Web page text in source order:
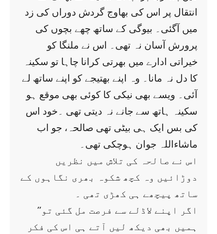
انتقال پر اس کی بھاوج گردش دوراں کی زد
میں آگئی۔ بیوگی کے ساتھ چھے بچوں کی
پرورش آسان نہ تھی۔ اس نے ملنگا کو
خیراتی ادارے میں بھرتی کرانا چاہا تو سکینہ
کا دل نہ مانا۔ وہ اپنے بھتیجے کو اپنے ساتھ لے
آئی۔ ویسے بھی نیکی کا کوئی بھی موقع ہو
سکینہ ہاتھ سے جانے نہ دیتی تھی ۔خود اس
کی بس ایک ہی بیٹی تھی صالحہ، جو اب
ماشاءاللہ جوان ہوچکی تھی۔
اس نے صالحہ کی تلاش میں نظریں
دوڑائیں وہ کچھ شکوہ بھری نگاہوں کے
ساتھ پیچھے ہی کھڑی تھی ۔
’’اگر اپنے لاڈلے سے فرصت مل گئی تو
ہمیں بھی دیکھ لیں آتے ہی اس کی فکر